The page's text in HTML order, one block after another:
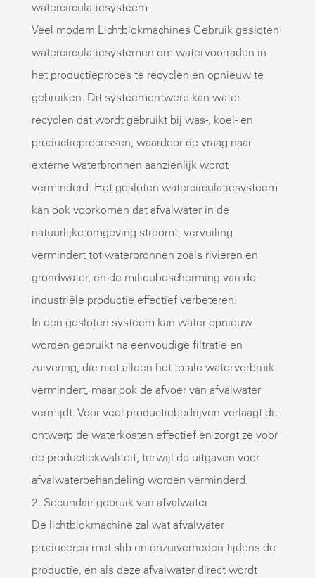
watercirculatiesysteem
Veel modern Lichtblokmachines Gebruik gesloten
watercirculatiesystemen om watervoorraden in
het productieproces te recyclen en opnieuw te
gebruiken. Dit systeemontwerp kan water
recyclen dat wordt gebruikt bij was-, koel- en
productieprocessen, waardoor de vraag naar
externe waterbronnen aanzienlijk wordt
verminderd. Het gesloten watercirculatiesysteem
kan ook voorkomen dat afvalwater in de
natuurlijke omgeving stroomt, vervuiling
vermindert tot waterbronnen zoals rivieren en
grondwater, en de milieubescherming van de
industriële productie effectief verbeteren.
In een gesloten systeem kan water opnieuw
worden gebruikt na eenvoudige filtratie en
zuivering, die niet alleen het totale waterverbruik
vermindert, maar ook de afvoer van afvalwater
vermijdt. Voor veel productiebedrijven verlaagt dit
ontwerp de waterkosten effectief en zorgt ze voor
de productiekwaliteit, terwijl de uitgaven voor
afvalwaterbehandeling worden verminderd.
2. Secundair gebruik van afvalwater
De lichtblokmachine zal wat afvalwater
produceren met slib en onzuiverheden tijdens de
productie, en als deze afvalwater direct wordt